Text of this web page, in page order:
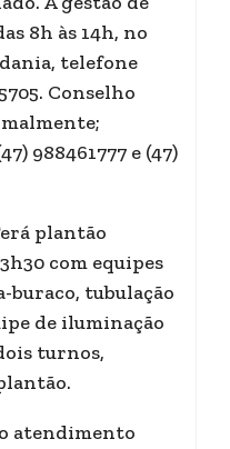
8h às 14h, no
telefone
Conselho
988461777 e (47)
plantão
com equipes
buraco, tubulação
de iluminação
turnos,
atendimento